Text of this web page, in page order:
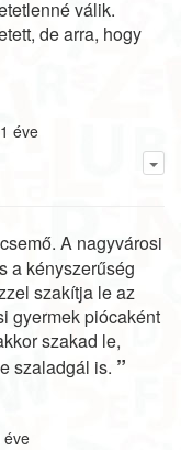
válik.
de arra, hogy
éve
A nagyvárosi
a kényszerűség
szakítja le az
gyermek piócaként
szakad le,
szaladgál is. ”
éve